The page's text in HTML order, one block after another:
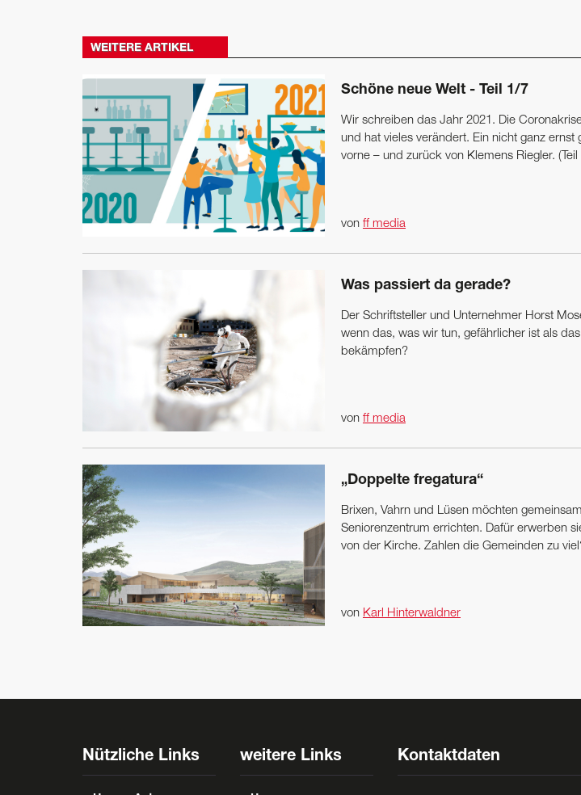
WEITERE ARTIKEL
Schöne neue Welt - Teil 1/7
Wir schreiben das Jahr 2021. Die
und hat vieles verändert. Ein nicht ganz ernst
vorne – und zurück von Klemens Riegler. (Teil
von ff media
Was passiert da gerade?
Der Schriftsteller und Unternehmer Horst
wenn das, was wir tun, gefährlicher ist als
bekämpfen?
von ff media
„Doppelte fregatura“
Brixen, Vahrn und Lüsen möchten
Seniorenzentrum errichten. Dafür erwerben
von der Kirche. Zahlen die Gemeinden zu
von Karl Hinterwaldner
Nützliche Links weitere Links Kontaktdaten